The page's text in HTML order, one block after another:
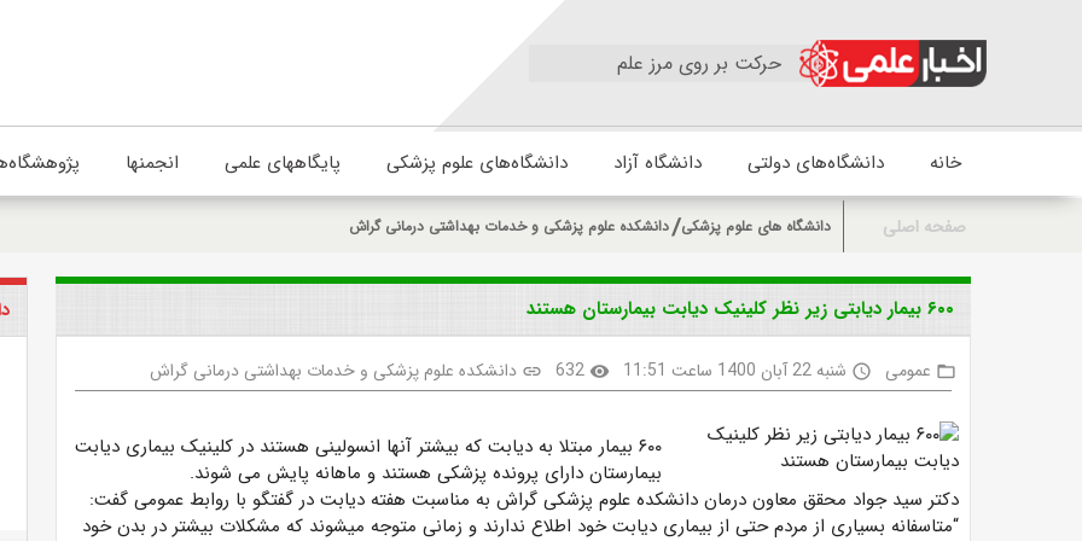
حرکت بر روی مرز علم
خانه دانشگاه‌های دولتی دانشگاه آزاد دانشگاه‌های علوم پزشکی پایگاههای علمی انجمنها
صفحه اصلی دانشگاه های علوم پزشکی دانشکده علوم پزشکی و خدمات بهداشتی درمانی گراش
۶۰۰ بیمار دیابتی زیر نظر کلینیک دیابت بیمارستان هستند
folder_open عمومی access_time شنبه 22 آبان 1400 ساعت 11:51 visibility
632
link دانشکده علوم پزشکی و خدمات بهداشتی درمانی گراش
۶۰۰ بیمار مبتلا به دیابت که بیشتر آنها انسولینی هستند در کلینیک بیماری دیابت
بیمارستان دارای پرونده پزشکی هستند و ماهانه پایش می شوند.
دکتر سید جواد محقق معاون درمان دانشکده علوم پزشکی گراش به مناسبت هفته دیابت در گفتگو با روابط عمومی گفت:
“متاسفانه بسیاری از مردم حتی از بیماری دیابت خود اطلاع ندارند و زمانی متوجه میشوند که مشکلات بیشتر در بدن خود